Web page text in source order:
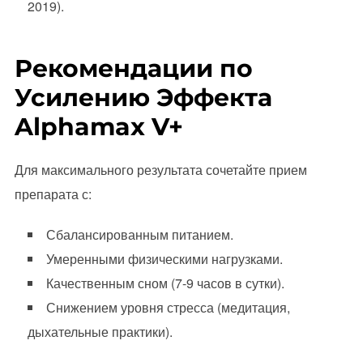
2019).
Рекомендации по
Усилению Эффекта
Alphamax V+
Для максимального результата сочетайте прием
препарата с:
Сбалансированным питанием.
Умеренными физическими нагрузками.
Качественным сном (7-9 часов в сутки).
Снижением уровня стресса (медитация,
дыхательные практики).